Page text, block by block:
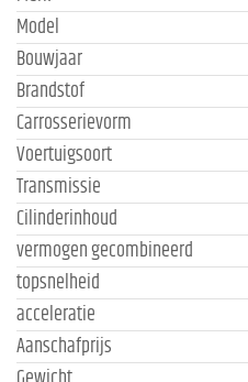
Model
Bouwjaar
Brandstof
Carrosserievorm
Voertuigsoort
Transmissie
Cilinderinhoud
vermogen gecombineerd
topsnelheid
acceleratie
Aanschafprijs